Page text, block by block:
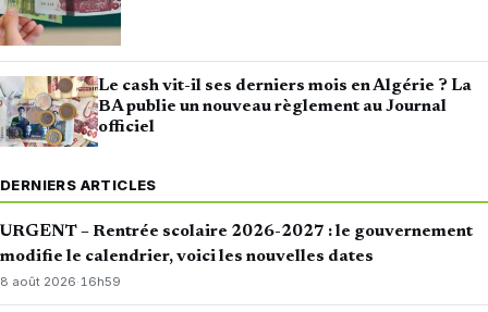
Le cash vit-il ses derniers mois en Algérie ? La
BA publie un nouveau règlement au Journal
officiel
DERNIERS ARTICLES
URGENT – Rentrée scolaire 2026-2027 : le gouvernement
modifie le calendrier, voici les nouvelles dates
8 août 2026· 16h59